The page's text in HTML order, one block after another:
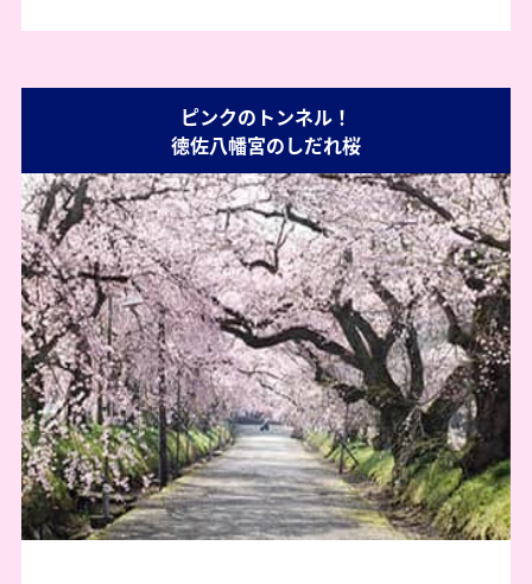
ピンクのトンネル！
徳佐八幡宮のしだれ桜